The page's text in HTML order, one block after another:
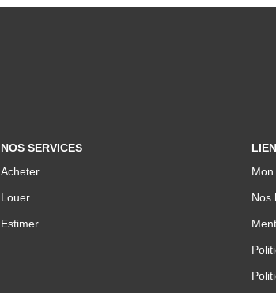
NOS SERVICES
Acheter
Louer
Estimer
Nos